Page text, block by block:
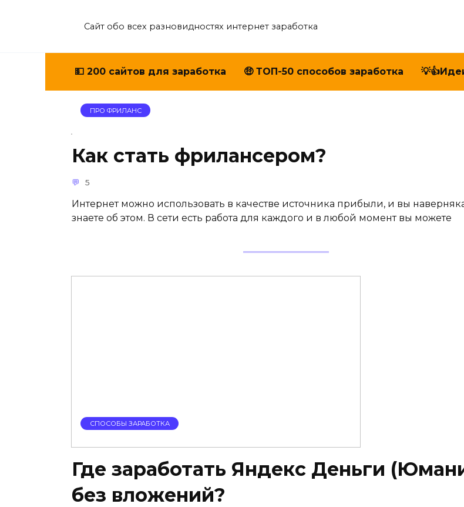
Сайт обо всех разновидностях интернет заработка
💵 200 сайтов для заработка 🤑 ТОП-50 способов заработка
ПРО ФРИЛАНС
Как стать фрилансером?
5
Интернет можно использовать в качестве источника прибыли, и вы
знаете об этом. В сети есть работа для каждого и в любой момент вы можете
СПОСОБЫ ЗАРАБОТКА
Где заработать Яндекс Деньги
без вложений?